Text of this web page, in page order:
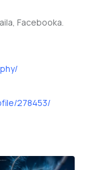
Facebooka.
278453/